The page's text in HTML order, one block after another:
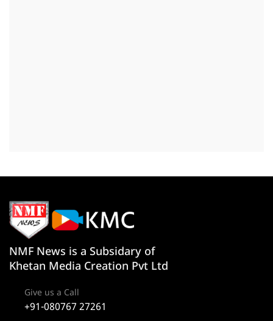
NMF News is a Subsidary of
Khetan Media Creation Pvt Ltd
Give us a Call
+91-080767 27261